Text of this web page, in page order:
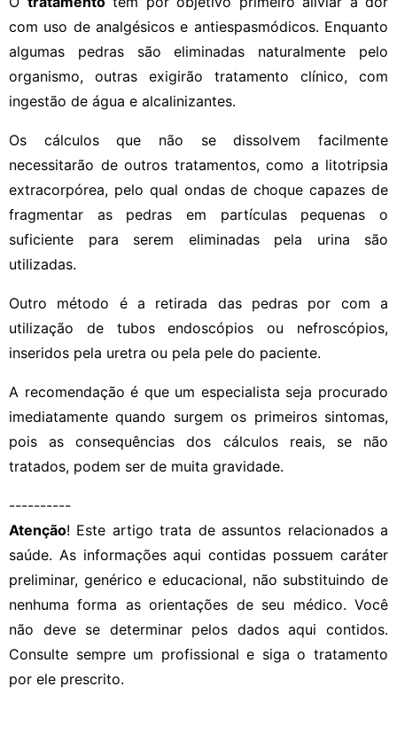
com uso de analgésicos e antiespasmódicos. Enquanto
algumas pedras são eliminadas naturalmente pelo
organismo, outras exigirão tratamento clínico, com
ingestão de água e alcalinizantes.
Os cálculos que não se dissolvem facilmente
necessitarão de outros tratamentos, como a litotripsia
extracorpórea, pelo qual ondas de choque capazes de
fragmentar as pedras em partículas pequenas o
suficiente para serem eliminadas pela urina são
utilizadas.
Outro método é a retirada das pedras por com a
utilização de tubos endoscópios ou nefroscópios,
inseridos pela uretra ou pela pele do paciente.
A recomendação é que um especialista seja procurado
imediatamente quando surgem os primeiros sintomas,
pois as consequências dos cálculos reais, se não
tratados, podem ser de muita gravidade.
----------
Atenção! Este artigo trata de assuntos relacionados a
saúde. As informações aqui contidas possuem caráter
preliminar, genérico e educacional, não substituindo de
nenhuma forma as orientações de seu médico. Você
não deve se determinar pelos dados aqui contidos.
Consulte sempre um profissional e siga o tratamento
por ele prescrito.